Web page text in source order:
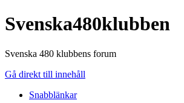
Svenska480klubben
Svenska 480 klubbens forum
Gå direkt till innehåll
Snabblänkar